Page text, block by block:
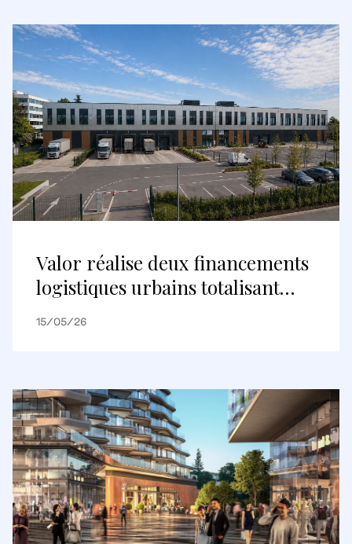
internationale
Valor réalise deux financements
logistiques urbains totalisant
environ 148 millions d’euros avec
lyonnais
15/05/26